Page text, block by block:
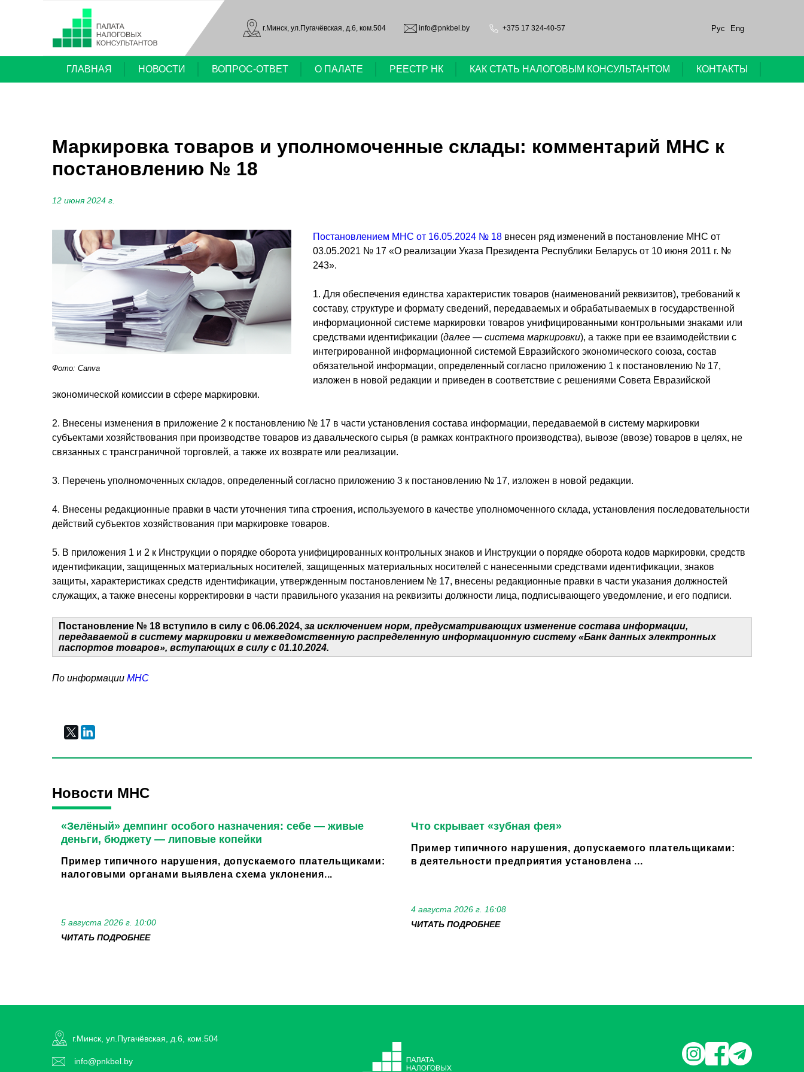
г.Минск, ул.Пугачёвская, д.6, ком.504 info@pnkbel.by +375 17 324-40-57 Рус Eng
ГЛАВНАЯ НОВОСТИ ВОПРОС-ОТВЕТ О ПАЛАТЕ РЕЕСТР НК КАК СТАТЬ НАЛОГОВЫМ КОНСУЛЬТАНТОМ КОНТАКТЫ
Маркировка товаров и уполномоченные склады: комментарий МНС к
постановлению № 18
12 июня 2024 г.
Фото: Canva
Постановлением МНС от 16.05.2024 № 18 внесен ряд изменений в постановление МНС от
03.05.2021 № 17 «О реализации Указа Президента Республики Беларусь от 10 июня 2011 г. №
243».
1. Для обеспечения единства характеристик товаров (наименований реквизитов), требований к
составу, структуре и формату сведений, передаваемых и обрабатываемых в государственной
информационной системе маркировки товаров унифицированными контрольными знаками или
средствами идентификации (далее — система маркировки), а также при ее взаимодействии с
интегрированной информационной системой Евразийского экономического союза, состав
обязательной информации, определенный согласно приложению 1 к постановлению № 17,
изложен в новой редакции и приведен в соответствие с решениями Совета Евразийской
экономической комиссии в сфере маркировки.
2. Внесены изменения в приложение 2 к постановлению № 17 в части установления состава информации, передаваемой в систему маркировки
субъектами хозяйствования при производстве товаров из давальческого сырья (в рамках контрактного производства), вывозе (ввозе) товаров в целях, не
связанных с трансграничной торговлей, а также их возврате или реализации.
3. Перечень уполномоченных складов, определенный согласно приложению 3 к постановлению № 17, изложен в новой редакции.
4. Внесены редакционные правки в части уточнения типа строения, используемого в качестве уполномоченного склада, установления последовательности
действий субъектов хозяйствования при маркировке товаров.
5. В приложения 1 и 2 к Инструкции о порядке оборота унифицированных контрольных знаков и Инструкции о порядке оборота кодов маркировки, средств
идентификации, защищенных материальных носителей, защищенных материальных носителей с нанесенными средствами идентификации, знаков
защиты, характеристиках средств идентификации, утвержденным постановлением № 17, внесены редакционные правки в части указания должностей
служащих, а также внесены корректировки в части правильного указания на реквизиты должности лица, подписывающего уведомление, и его подписи.
Постановление № 18 вступило в силу с 06.06.2024, за исключением норм, предусматривающих изменение состава информации,
передаваемой в систему маркировки и межведомственную распределенную информационную систему «Банк данных электронных
паспортов товаров», вступающих в силу с 01.10.2024.
По информации МНС
Новости МНС
«Зелёный» демпинг особого назначения: себе — живые
деньги, бюджету — липовые копейки
Пример типичного нарушения, допускаемого плательщиками:
налоговыми органами выявлена схема уклонения...
5 августа 2026 г. 10:00
ЧИТАТЬ ПОДРОБНЕЕ
Что скрывает «зубная фея»
Пример типичного нарушения, допускаемого плательщиками:
в деятельности предприятия установлена ...
4 августа 2026 г. 16:08
ЧИТАТЬ ПОДРОБНЕЕ
г.Минск, ул.Пугачёвская, д.6, ком.504
info@pnkbel.by